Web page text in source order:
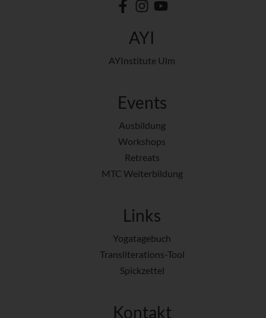
AYI
AYInstitute Ulm
Events
Ausbildung
Workshops
Retreats
MTC Weiterbildung
Links
Yogatagebuch
Transliterations-Tool
Spickzettel
Kontakt